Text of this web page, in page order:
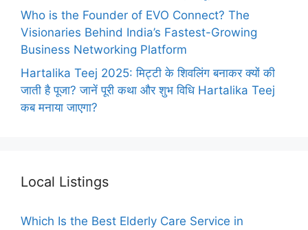
Who is the Founder of EVO Connect? The
Visionaries Behind India’s Fastest-Growing
Business Networking Platform
Hartalika Teej 2025: मिट्टी के शिवलिंग बनाकर क्यों की
जाती है पूजा? जानें पूरी कथा और शुभ विधि Hartalika Teej
कब मनाया जाएगा?
Local Listings
Which Is the Best Elderly Care Service in